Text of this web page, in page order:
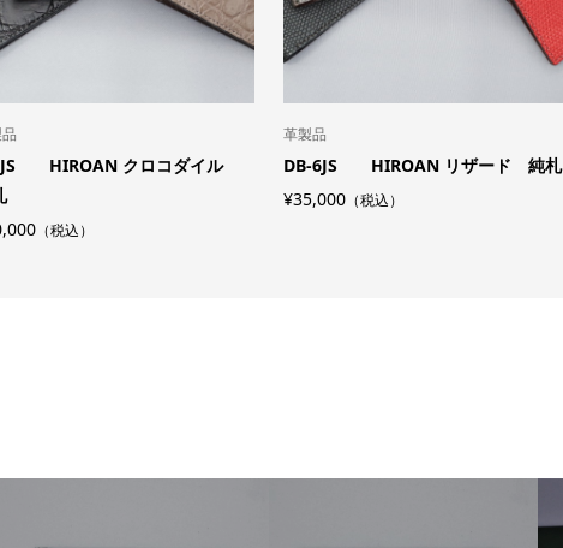
HIROAN クロコダイル
（税込）
革製品
DB-6JS HIROAN リザード 純札
¥35,000 （税込）